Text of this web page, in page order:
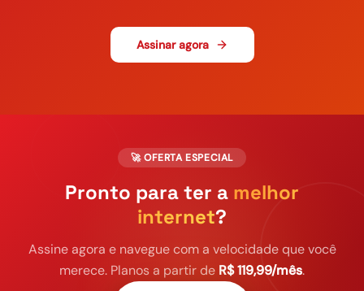
Assinar agora
🚀 OFERTA ESPECIAL
Pronto para ter a melhor
internet?
Assine agora e navegue com a velocidade que você
merece. Planos a partir de R$ 119,99/mês.